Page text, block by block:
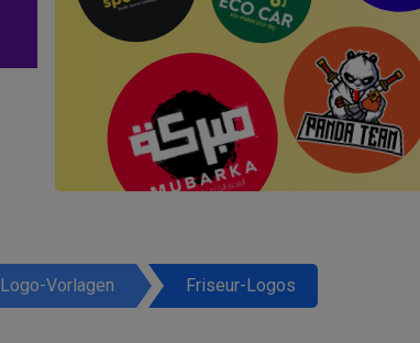
Logo-Vorlagen Friseur-Logos